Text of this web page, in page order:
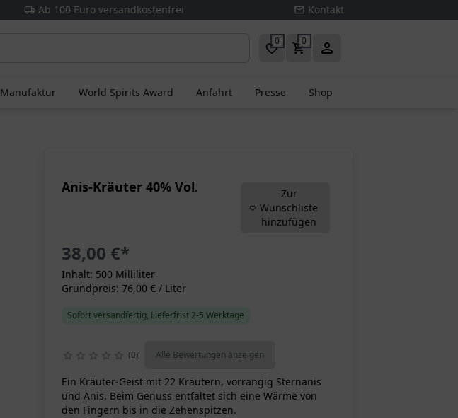
Ab 100 Euro versandkostenfrei Kontakt
0 0
Manufaktur World Spirits Award Anfahrt Presse Shop
Anis-Kräuter 40% Vol.
Zur
Wunschliste
hinzufügen
38,00 €*
Inhalt: 500 Milliliter
Grundpreis: 76,00 € / Liter
Sofort versandfertig, Lieferfrist 2-5 Werktage
0 Alle Bewertungen anzeigen
Ein Kräuter-Geist mit 22 Kräutern, vorrangig Sternanis
und Anis. Beim Genuss entfaltet sich eine Wärme von